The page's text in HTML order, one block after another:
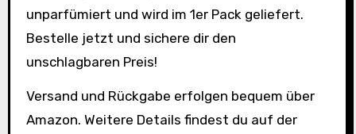
unparfümiert und wird im 1er Pack geliefert.
Bestelle jetzt und sichere dir den
unschlagbaren Preis!
Versand und Rückgabe erfolgen bequem über
Amazon. Weitere Details findest du auf der